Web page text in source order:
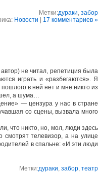
Метки:дураки забор
Новости | 17 комментариев »
не читал, репетиция была
играть и «разбегаются». Я
пошлого в ней нет и мне никто из
а шума…
— цензура у нас в стране
со сцены, вызвала много
что никто, но, мол, люди здесь
телевизор, а на улице
в спальне: «И эти люди
Метки:дураки забор театр